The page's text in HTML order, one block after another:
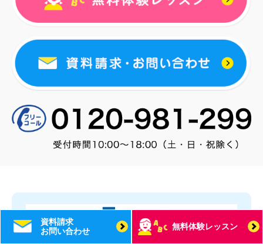
資料請求
お問い合わせ
無料体験レッスン